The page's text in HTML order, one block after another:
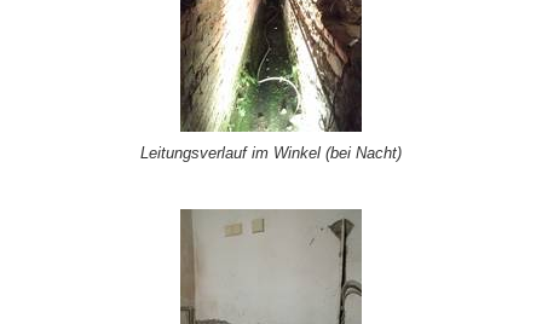
Leitungsverlauf im Winkel (bei Nacht)